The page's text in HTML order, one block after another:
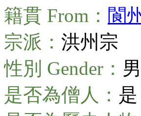
籍貫 From： 閬
宗派： 洪州宗
性別 Gender： 男
是否為僧人： 是